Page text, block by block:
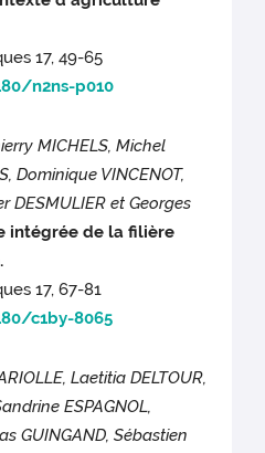
17, 49-65
n2ns-p010
MICHELS, Michel
Dominique VINCENOT,
DESMULIER et Georges
intégrée de la filière
17, 67-81
c1by-8065
Laetitia DELTOUR,
ESPAGNOL,
GUINGAND, Sébastien